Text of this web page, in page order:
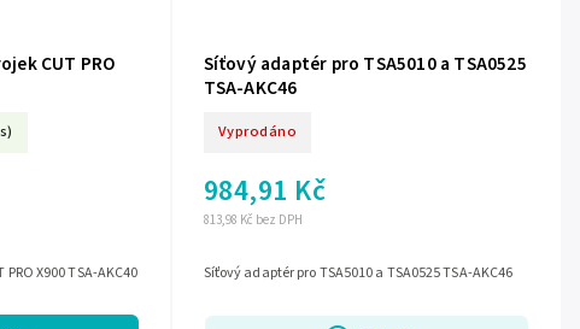
CUT PRO
X900 TSA-AKC40
Síťový adaptér pro TSA5010 a TSA0525
TSA-AKC46
Vyprodáno
813,98 Kč bez DPH
984,91 Kč
Síťový adaptér pro TSA5010 a TSA0525 TSA-AKC46